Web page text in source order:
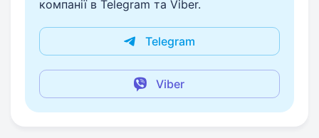
компанії в Telegram та Viber.
Telegram
Viber